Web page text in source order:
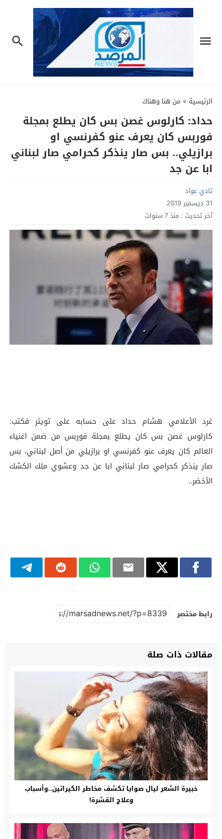
الرئيسية » من هنا وهناك
حداد: كارلوس غصن بس كان يطلع بمجلة
فوربس كان يعرف عنو كفرنسي او
برازيلي.. بس صار ينذكر كحرامي صار لبناني
ابا عن جد
تادي عواد
31 ديسمبر 2019
آخر تحديث : منذ 7 سنوات
غرد الأعلامي هشام حداد على حسابه على تويتر فكتب:
كارلوس غصن بس كان يطلع بمجلة فوربس من ضمن اغنياء
العالم كان يعرف عنو كفرنسي او برازيلي من أصل لبناني، بس
صار ينذكر كحرامي صار لبناني ابا عن جد وعشوي ملك الكشك
الأخضر..
رابط مختصر
مقالات ذات صلة
خبيرة الشعر ليال صوايا تكشف مخاطر الكيراتين..وأسباب
وعلاج القشرة!